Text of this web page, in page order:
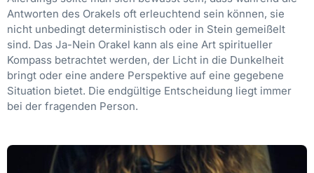
Antworten des Orakels oft erleuchtend sein können, sie
nicht unbedingt deterministisch oder in Stein gemeißelt
sind. Das Ja-Nein Orakel kann als eine Art spiritueller
Kompass betrachtet werden, der Licht in die Dunkelheit
bringt oder eine andere Perspektive auf eine gegebene
Situation bietet. Die endgültige Entscheidung liegt immer
bei der fragenden Person.